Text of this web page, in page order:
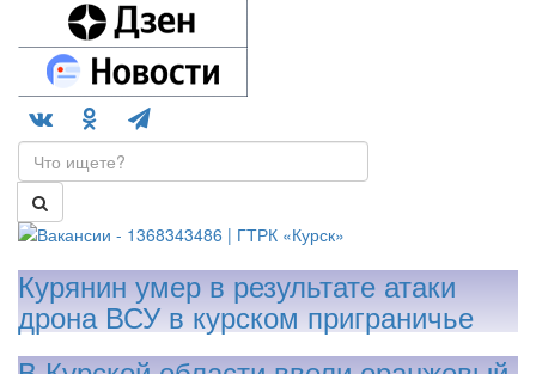
Курянин умер в результате атаки
дрона ВСУ в курском приграничье